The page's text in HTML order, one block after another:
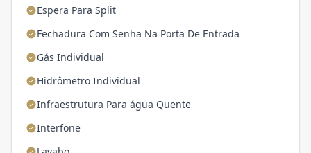
Espera Para Split
Fechadura Com Senha Na Porta De Entrada
Gás Individual
Hidrômetro Individual
Infraestrutura Para água Quente
Interfone